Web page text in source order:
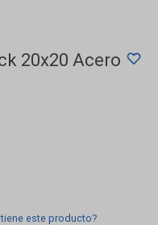
20x20 Acero
tiene este producto?